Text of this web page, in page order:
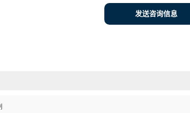
发送咨询信息